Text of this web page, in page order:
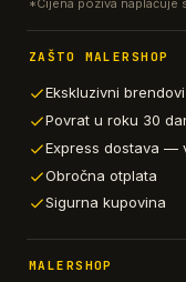
*Cijena poziva naplaćuje
ZAŠTO MALERSHOP
Ekskluzivni brendovi
Povrat u roku 30
Express dostava —
Obročna otplata
Sigurna kupovina
MALERSHOP